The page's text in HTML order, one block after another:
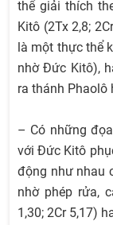
thể giải thích
Kitô (2Tx 2,8;
là một thực thể
nhờ Đức Kitô),
ra thánh Phaolô
– Có những
với Đức Kitô
động như nhau
nhờ phép rửa,
1,30; 2Cr 5,17)